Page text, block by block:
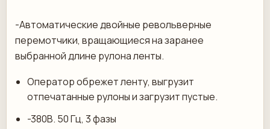
-Автоматические двойные револьверные
перемотчики, вращающиеся на заранее
выбранной длине рулона ленты.
Оператор обрежет ленту, выгрузит
отпечатанные рулоны и загрузит пустые.
-380В. 50 Гц, 3 фазы